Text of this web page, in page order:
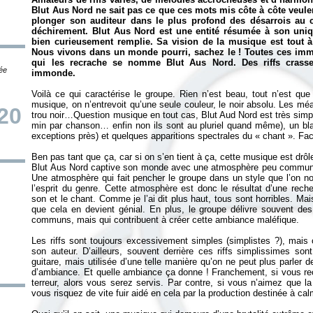
Blut Aus Nord ne sait pas ce que ces mots mis côte à côte
plonger son auditeur dans le plus profond des désarrois au
déchirement. Blut Aus Nord est une entité résumée à son
bien curieusement remplie. Sa vision de la musique est tout
Nous vivons dans un monde pourri, sachez le ! Toutes ces
qui les recrache se nomme Blut Aus Nord. Des riffs
immonde.
Voilà ce qui caractérise le groupe. Rien n’est beau, tout n’est
musique, on n’entrevoit qu’une seule couleur, le noir absolu. Les
trou noir…Question musique en tout cas, Blut Aud Nord est très
min par chanson… enfin non ils sont au pluriel quand même), un
exceptions près) et quelques apparitions spectrales du «chant».
Ben pas tant que ça, car si on s’en tient à ça, cette musique est
Blut Aus Nord captive son monde avec une atmosphère peu
Une atmosphère qui fait pencher le groupe dans un style que l’on
l’esprit du genre. Cette atmosphère est donc le résultat d’une
son et le chant. Comme je l’ai dit plus haut, tous sont horribles.
que cela en devient génial. En plus, le groupe délivre souvent
communs, mais qui contribuent à créer cette ambiance maléfique.
Les riffs sont toujours excessivement simples (simplistes ?),
son auteur. D’ailleurs, souvent derrière ces riffs simplissimes
guitare, mais utilisée d’une telle manière qu’on ne peut plus parler
d’ambiance. Et quelle ambiance ça donne ! Franchement, si vous
terreur, alors vous serez servis. Par contre, si vous n’aimez que
vous risquez de vite fuir aidé en cela par la production destinée à